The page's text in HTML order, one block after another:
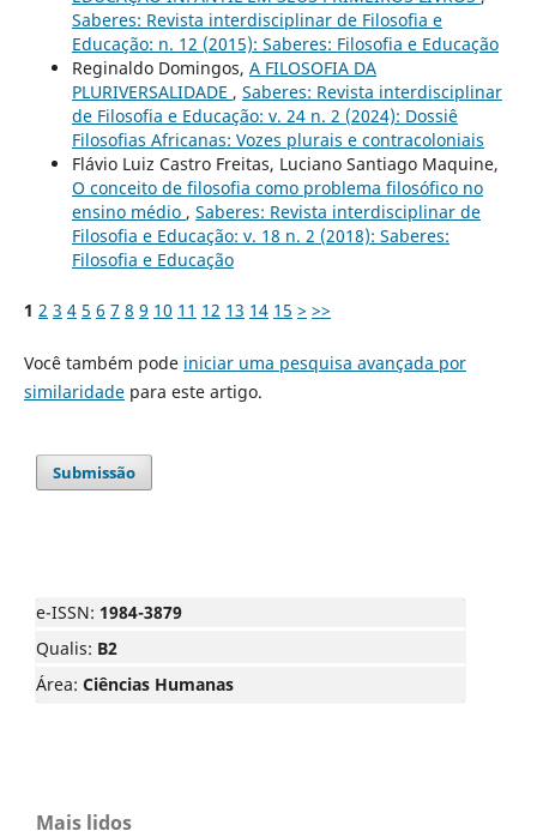
Saberes: Revista interdisciplinar de Filosofia e
Educação: n. 12 (2015): Saberes: Filosofia e Educação
Reginaldo Domingos, A FILOSOFIA DA
PLURIVERSALIDADE , Saberes: Revista interdisciplinar
de Filosofia e Educação: v. 24 n. 2 (2024): Dossiê
Filosofias Africanas: Vozes plurais e contracoloniais
Flávio Luiz Castro Freitas, Luciano Santiago Maquine,
O conceito de filosofia como problema filosófico no
ensino médio , Saberes: Revista interdisciplinar de
Filosofia e Educação: v. 18 n. 2 (2018): Saberes:
Filosofia e Educação
1 2 3 4 5 6 7 8 9 10 11 12 13 14 15 > >>
Você também pode iniciar uma pesquisa avançada por
similaridadepara este artigo.
Submissão
e-ISSN: 1984-3879
Qualis: B2
Área: Ciências Humanas
Mais lidos